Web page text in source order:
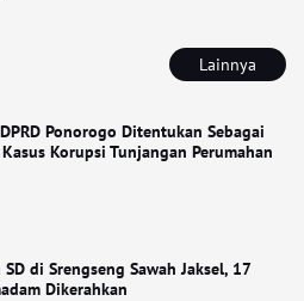
Lainnya
Ponorogo Ditentukan Sebagai
Korupsi Tunjangan Perumahan
di Srengseng Sawah Jaksel, 17
Dikerahkan